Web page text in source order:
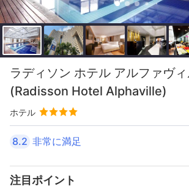
ラディソン ホテル アルファヴ
(Radisson Hotel Alphaville)
ホテル
8.2 非常に満足
注目ポイント